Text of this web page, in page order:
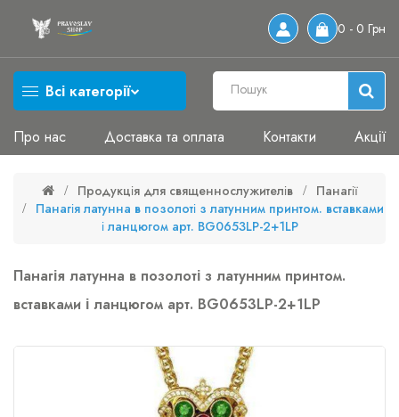
0 - 0 Грн
Всі категорії
Про нас Доставка та оплата Контакти Акції
Продукція для священнослужителів
Панагії
Панагія латунна в позолоті з латунним принтом. вставками
і ланцюгом арт. BG0653LP-2+1LP
Панагія латунна в позолоті з латунним принтом.
вставками і ланцюгом арт. BG0653LP-2+1LP